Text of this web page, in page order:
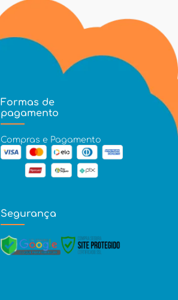
Formas de
pagamento
Compras e Pagamento
Segurança